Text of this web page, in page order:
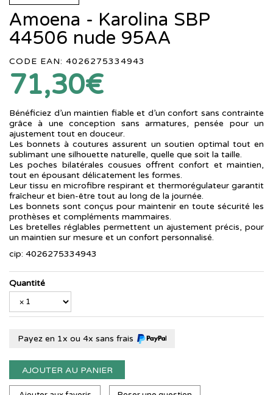
Amoena - Karolina SBP
44506 nude 95AA
CODE EAN: 4026275334943
71,30€
Bénéficiez d’un maintien fiable et d’un confort sans contrainte
grâce à une conception sans armatures, pensée pour un
ajustement tout en douceur.
Les bonnets à coutures assurent un soutien optimal tout en
sublimant une silhouette naturelle, quelle que soit la taille.
Les poches bilatérales cousues offrent confort et maintien,
tout en épousant délicatement les formes.
Leur tissu en microfibre respirant et thermorégulateur garantit
fraîcheur et bien-être tout au long de la journée.
Les bonnets sont conçus pour maintenir en toute sécurité les
prothèses et compléments mammaires.
Les bretelles réglables permettent un ajustement précis, pour
un maintien sur mesure et un confort personnalisé.
cip: 4026275334943
Quantité
Payez en 1x ou 4x sans frais
AJOUTER AU PANIER